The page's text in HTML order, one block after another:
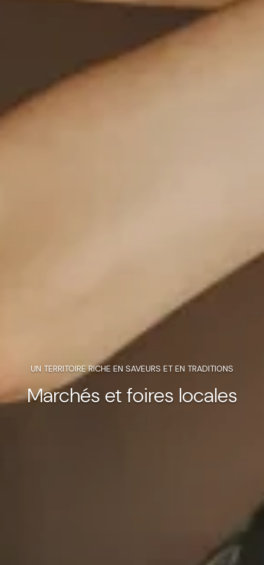
UN TERRITOIRE RICHE EN SAVEURS ET EN TRADITIONS
Marchés et foires locales